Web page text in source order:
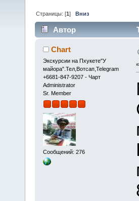
Страницы: [1]Вниз
Автор
(Прочитано 57158 раз)
Chart
Экскурсии на Пхукете"У
майора".Тел,Вотсап,Telegram
+6681-847-9207 - Чарт
Administrator
Sr. Member
Сообщений: 276
«